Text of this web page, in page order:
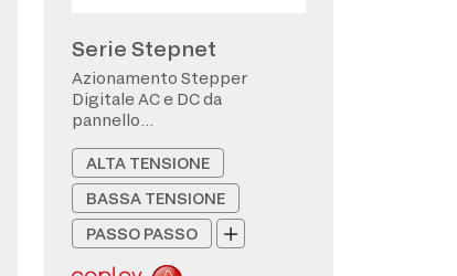
Serie Stepnet
Azionamento Stepper
Digitale AC e DC da
pannello
ALTA TENSIONE
BASSA TENSIONE
PASSO PASSO